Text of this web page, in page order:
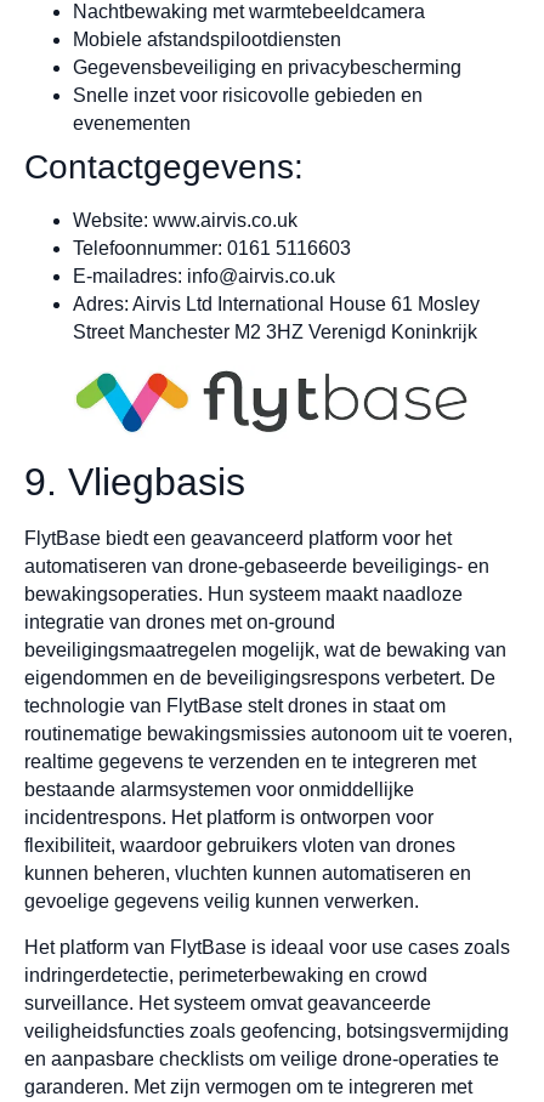
Nachtbewaking met warmtebeeldcamera
Mobiele afstandspilootdiensten
Gegevensbeveiliging en privacybescherming
Snelle inzet voor risicovolle gebieden en
evenementen
Contactgegevens:
Website: www.airvis.co.uk
Telefoonnummer: 0161 5116603
E-mailadres: info@airvis.co.uk
Adres: ​​​Airvis Ltd International House 61 Mosley
Street Manchester M2 3HZ Verenigd Koninkrijk
9. Vliegbasis
FlytBase biedt een geavanceerd platform voor het
automatiseren van drone-gebaseerde beveiligings- en
bewakingsoperaties. Hun systeem maakt naadloze
integratie van drones met on-ground
beveiligingsmaatregelen mogelijk, wat de bewaking van
eigendommen en de beveiligingsrespons verbetert. De
technologie van FlytBase stelt drones in staat om
routinematige bewakingsmissies autonoom uit te voeren,
realtime gegevens te verzenden en te integreren met
bestaande alarmsystemen voor onmiddellijke
incidentrespons. Het platform is ontworpen voor
flexibiliteit, waardoor gebruikers vloten van drones
kunnen beheren, vluchten kunnen automatiseren en
gevoelige gegevens veilig kunnen verwerken.
Het platform van FlytBase is ideaal voor use cases zoals
indringerdetectie, perimeterbewaking en crowd
surveillance. Het systeem omvat geavanceerde
veiligheidsfuncties zoals geofencing, botsingsvermijding
en aanpasbare checklists om veilige drone-operaties te
garanderen. Met zijn vermogen om te integreren met